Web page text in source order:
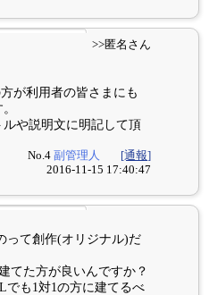
>>匿名さん
が利用者の皆さまにも
や説明文に明記して頂
No.4副管理人
[通報]
2016-11-15 17:40:47
って創作(オリジナル)だ
てた方が良いんですか？
でも1対1の方に建てるべ